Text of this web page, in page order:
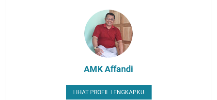
AMK Affandi
LIHAT PROFIL LENGKAPKU